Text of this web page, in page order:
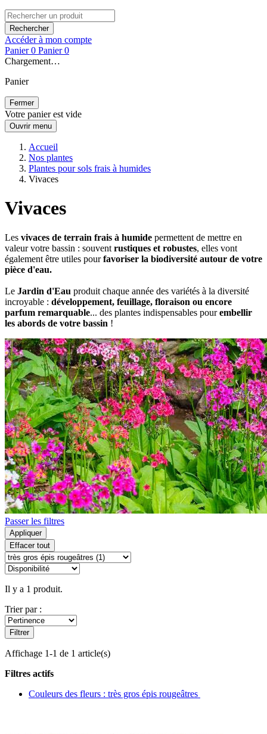
Rechercher
Accéder à mon compte
Panier 0 Panier 0
Chargement…
Panier
Fermer
Votre panier est vide
Ouvrir menu
Accueil
Nos plantes
Plantes pour sols frais à humides
Vivaces
Vivaces
Les vivaces de terrain frais à humide permettent de mettre en
valeur votre bassin : souvent rustiques et robustes, elles vont
également être utiles pourfavoriser la biodiversité autour de votre
pièce d'eau.
Le Jardin d'Eau produit chaque année des variétés à la diversité
incroyable : développement, feuillage, floraison ou encore
parfum remarquable... des plantes indispensables pourembellir
les abords de votre bassin !
Passer les filtres
Appliquer
Effacer tout
Il y a 1 produit.
Trier par :
Filtrer
Affichage 1-1 de 1 article(s)
Filtres actifs
Couleurs des fleurs : très gros épis rougeâtres